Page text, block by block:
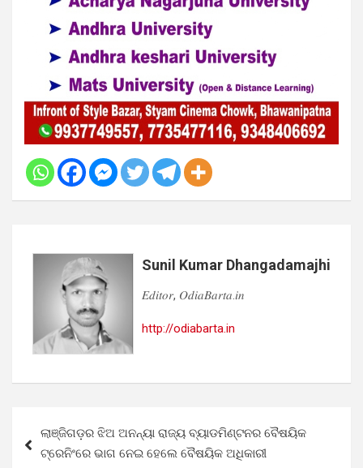
Sunil Kumar Dhangadamajhi
𝐸𝑑𝑖𝑡𝑜𝑟, 𝑂𝑑𝑖𝑎𝐵𝑎𝑟𝑡𝑎.𝑖𝑛
http://odiabarta.in
navigation
ଲାଞ୍ଜିଗଡ଼ର ଝିଅ ଅନନ୍ୟା ରାଜ୍ୟ ବ୍ୟାଡମିଣ୍ଟନର ବୈଷୟିକ
ଟ୍ରେନିଂରେ ଭାଗ ନେଇ ହେଲେ ବୈଷୟିକ ଅଧିକାରୀ